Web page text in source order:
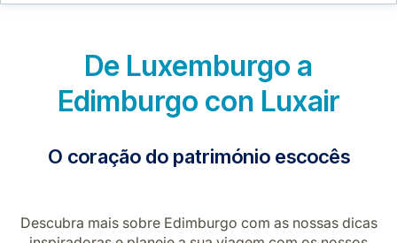
Carreiras na Luxair
De Luxemburgo a
Edimburgo con Luxair
O coração do património escocês
Descubra mais sobre Edimburgo com as nossas dicas